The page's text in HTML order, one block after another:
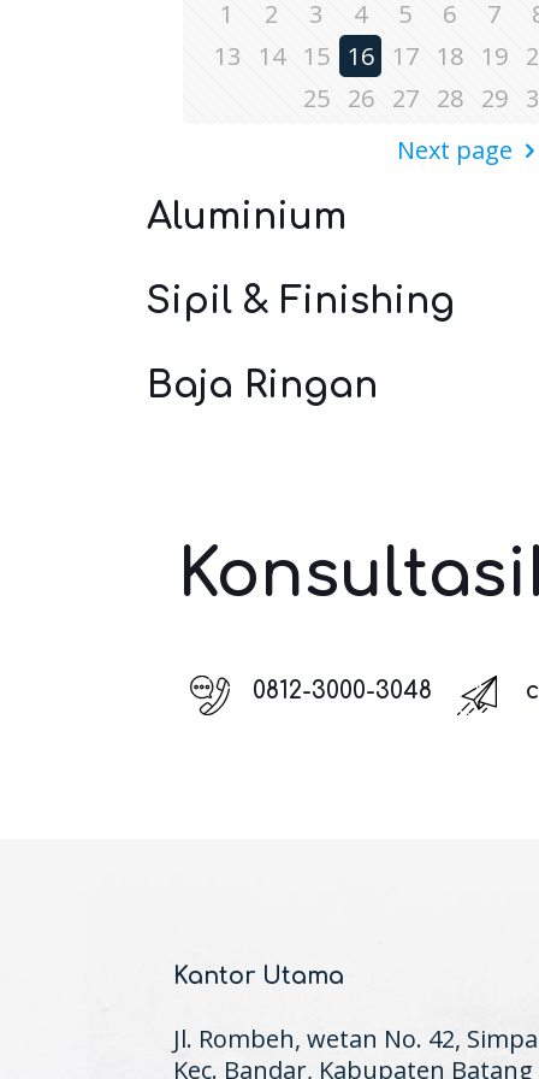
1 2 3 4 5 6 7
13
14 15 16 17 18 19
25
26 27 28 29
Next page
Aluminium
Sipil & Finishing
Baja Ringan
0812-3000-3048
Kantor Utama
Jl. Rombeh, wetan No. 42,
Kec. Bandar, Kabupaten Batang